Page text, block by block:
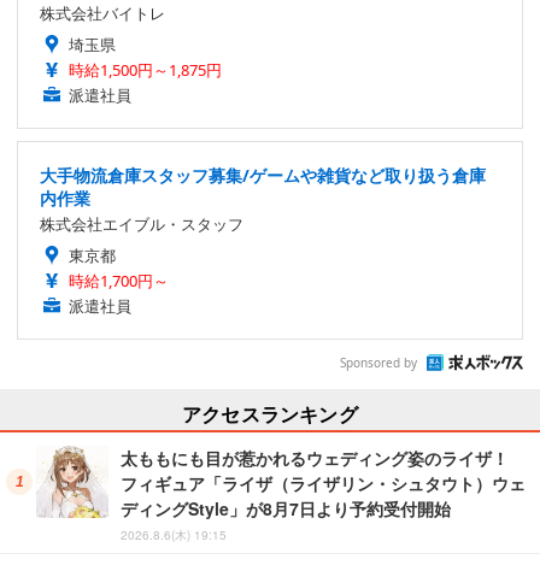
株式会社バイトレ
埼玉県
時給1,500円～1,875円
派遣社員
大手物流倉庫スタッフ募集/ゲームや雑貨など取り扱う倉庫
内作業
株式会社エイブル・スタッフ
東京都
時給1,700円～
派遣社員
Sponsored by
アクセスランキング
太ももにも目が惹かれるウェディング姿のライザ！
フィギュア「ライザ（ライザリン・シュタウト）ウェ
ディングStyle」が8月7日より予約受付開始
2026.8.6(木) 19:15